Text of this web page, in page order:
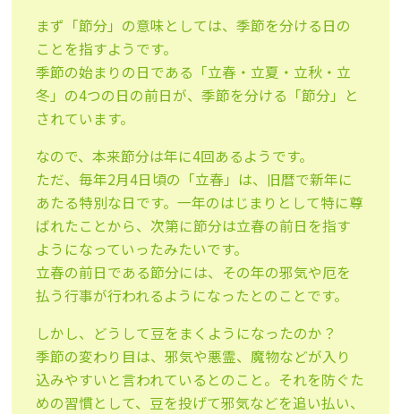
まず「節分」の意味としては、季節を分ける日の
ことを指すようです。
季節の始まりの日である「立春・立夏・立秋・立
冬」の4つの日の前日が、季節を分ける「節分」と
されています。
なので、本来節分は年に4回あるようです。
ただ、毎年2月4日頃の「立春」は、旧暦で新年に
あたる特別な日です。一年のはじまりとして特に尊
ばれたことから、次第に節分は立春の前日を指す
ようになっていったみたいです。
立春の前日である節分には、その年の邪気や厄を
払う行事が行われるようになったとのことです。
しかし、どうして豆をまくようになったのか？
季節の変わり目は、邪気や悪霊、魔物などが入り
込みやすいと言われているとのこと。それを防ぐた
めの習慣として、豆を投げて邪気などを追い払い、